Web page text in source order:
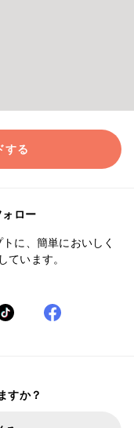
する
ォロー
に、簡単においしく
ています。
すか？